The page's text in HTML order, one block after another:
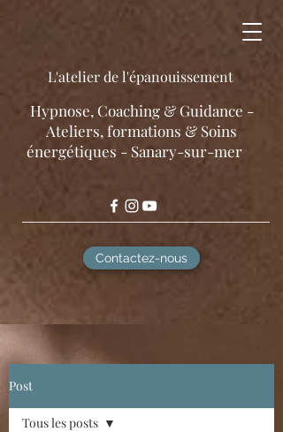
​Hypnose, Coaching & Guidance -
Ateliers, formations & Soins
énergétiques - Sanary-sur-mer
Contactez-nous
L'atelier de l'épanouissement
Post
Tous les posts